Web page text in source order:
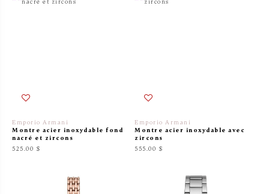
Emporio Armani
Montre acier inoxydable fond
nacré et zircons
525.00 $
Emporio Armani
Montre acier inoxydable avec
zircons
555.00 $